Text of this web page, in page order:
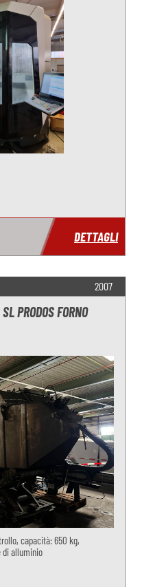
DETTAGLI
2007
PRODOS FORNO
capacità: 650 kg,
di alluminio